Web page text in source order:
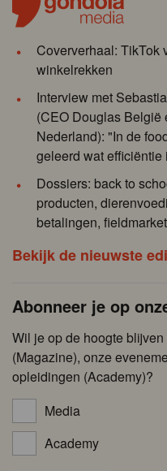
Coververhaal: TikTok
winkelrekken
Interview met
(CEO Douglas België
Nederland): "In de
geleerd wat efficiëntie
Dossiers: back to
producten,
betalingen,
Bekijk de nieuwste
Abonneer je op
Wil je op de hoogte
(Magazine), onze
opleidingen (Academy)?
Media
Academy